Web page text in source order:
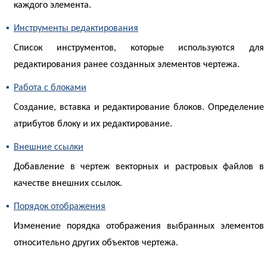
каждого элемента.
▪ Инструменты редактирования
Список инструментов, которые используются для
редактирования ранее созданных элементов чертежа.
▪ Работа с блоками
Создание, вставка и редактирование блоков. Определение
атрибутов блоку и их редактирование.
▪ Внешние ссылки
Добавление в чертеж векторных и растровых файлов в
качестве внешних ссылок.
▪ Порядок отображения
Изменение порядка отображения выбранных элементов
относительно других объектов чертежа.